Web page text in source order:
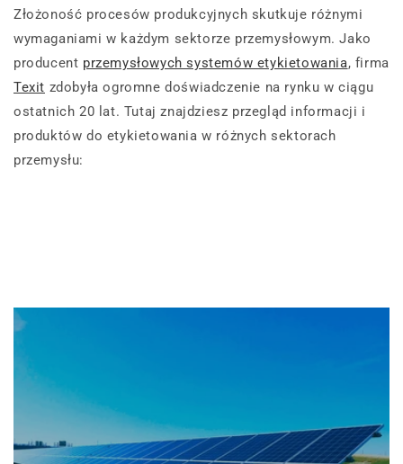
Złożoność procesów produkcyjnych skutkuje różnymi
wymaganiami w każdym sektorze przemysłowym. Jako
producent przemysłowych systemów etykietowania, firma
Texit zdobyła ogromne doświadczenie na rynku w ciągu
ostatnich 20 lat. Tutaj znajdziesz przegląd informacji i
produktów do etykietowania w różnych sektorach
przemysłu: